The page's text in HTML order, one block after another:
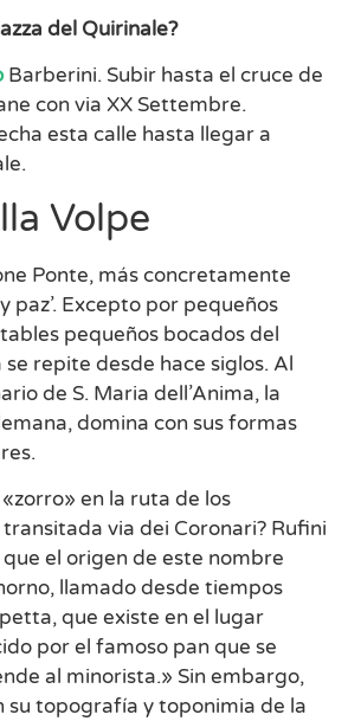
del Quirinale?
Barberini. Subir hasta el cruce de
con via XX Settembre.
esta calle hasta llegar a
Volpe
Ponte, más concretamente
paz’. Excepto por pequeños
pequeños bocados del
repite desde hace siglos. Al
de S. Maria dell’Anima, la
domina con sus formas
en la ruta de los
via dei Coronari? Rufini
el origen de este nombre
llamado desde tiempos
que existe en el lugar
por el famoso pan que se
al minorista.» Sin embargo,
su topografía y toponimia de la